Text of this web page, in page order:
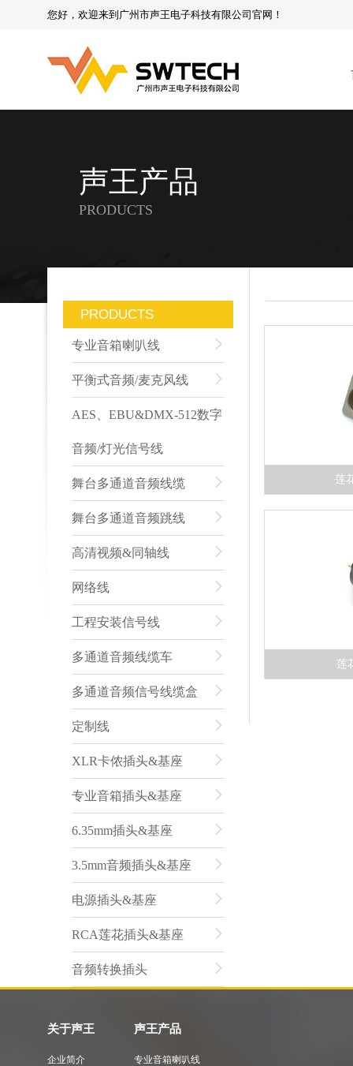
您好，欢迎来到广州市声王电子科技有限公司官网！
声王产品
PRODUCTS
PRODUCTS
专业音箱喇叭线
平衡式音频/麦克风线
AES、EBU&DMX-512数字
音频/灯光信号线
舞台多通道音频线缆
舞台多通道音频跳线
高清视频&同轴线
网络线
工程安装信号线
多通道音频线缆车
多通道音频信号线缆盒
定制线
XLR卡侬插头&基座
专业音箱插头&基座
6.35mm插头&基座
3.5mm音频插头&基座
电源插头&基座
RCA莲花插头&基座
音频转换插头
莲
莲
关于声王
企业简介
声王产品
专业音箱喇叭线